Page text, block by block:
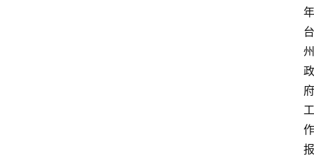
年
台
州
政
府
工
作
报